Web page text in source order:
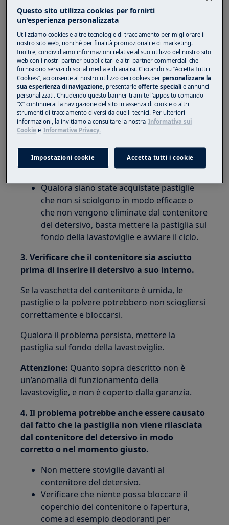
Soluzione:
lavastoviglie con cicli di lavaggio lunghi al
fine di evitare tracce di detersivo sulle
stoviglie.
Le pastiglie della lavastoviglie non si sciolgono
completamente in un ciclo breve.
2. Provare una marca diversa di pastiglie per
lavastoviglie o usare un detergente in
Alcune marche di pastiglie detergenti non
Qualora siano state acquistate pastiglie
che non si sciolgono in modo efficace o
che non vengono eliminate dal contenitore
del detersivo, basta mettere la pastiglia sul
fondo della lavastoviglie e avviare il ciclo.
3. Verificare che il contenitore sia asciutto
prima di inserire il detersivo a suo interno.
Se la vaschetta del contenitore è umida, le
pastiglie o la polvere potrebbero non sciogliersi
correttamente e bloccarsi.
Qualora il problema persista, mettere la
pastiglia sul fondo della lavastoviglie.
Attenzione: Quanto sopra descritto non è
un’anomalia di funzionamento della
lavastoviglie, e non è coperto dalla garanzia.
4. Il problema potrebbe anche essere causato
dal fatto che la pastiglia non viene rilasciata
dal contenitore del detersivo in modo
corretto o nel momento giusto.
Non mettere stoviglie davanti al
contenitore del detersivo.
Verificare che niente possa bloccare il
coperchio del contenitore o l’apertura,
come ad esempio deodoranti per
Questo sito utilizza cookies per fornirti
un'esperienza personalizzata
Utilizziamo cookies e altre tecnologie di tracciamento per migliorare il
nostro sito web, nonchè per finalità promozionali e di marketing.
Inoltre, condividiamo informazioni relative al suo utilizzo del nostro sito
web con i nostri partner pubblicitari e altri partner commerciali che
forniscono servizi di social media e di analisi. Cliccando su “Accetta Tutti i
Cookies”, acconsente al nostro utilizzo dei cookies perpersonalizzare la
sua esperienza di navigazione, presentarleofferte speciali e annunci
personalizzati. Chiudendo questo banner tramite l’apposito comando
“X” continuerai la navigazione del sito in assenza di cookie o altri
strumenti di tracciamento diversi da quelli tecnici. Per ulteriori
informazioni, la invitiamo a consultare la nostra Informativa sui
Cookie e Informativa Privacy.
Impostazioni cookie Accetta tutti i cookie